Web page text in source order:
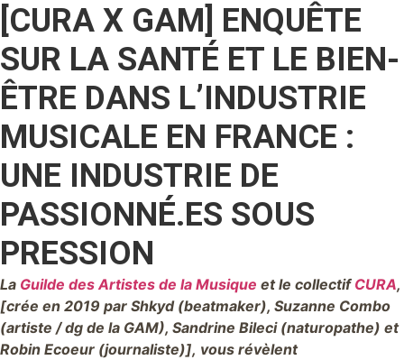
[CURA X GAM] ENQUÊTE
SUR LA SANTÉ ET LE BIEN-
ÊTRE DANS L’INDUSTRIE
MUSICALE EN FRANCE :
UNE INDUSTRIE DE
PASSIONNÉ.ES SOUS
PRESSION
La Guilde des Artistes de la Musique et le collectifCURA,
[crée en 2019 par Shkyd (beatmaker), Suzanne Combo
(artiste / dg de la GAM), Sandrine Bileci (naturopathe) et
Robin Ecoeur (journaliste)], vous révèlent